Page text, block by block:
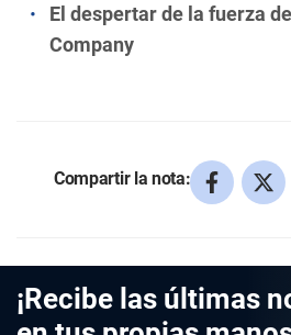
El despertar de la fuerza
Company
Compartir la nota:
¡Recibe las últimas